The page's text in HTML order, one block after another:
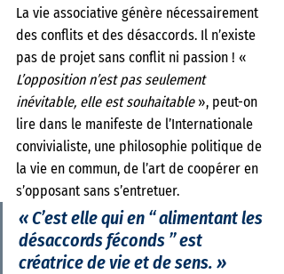
La vie associative génère nécessairement
des conflits et des désaccords. Il n’existe
pas de projet sans conflit ni passion ! «
L’opposition n’est pas seulement
inévitable, elle est souhaitable », peut-on
lire dans le manifeste de l’Internationale
convivialiste, une philosophie politique de
la vie en commun, de l’art de coopérer en
s’opposant sans s’entretuer.
« C’est elle qui en “ alimentant les
désaccords féconds ” est
créatrice de vie et de sens. »